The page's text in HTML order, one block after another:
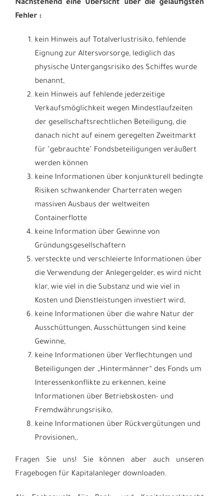
Nachstehend eine Übersicht über die geläufigsten
Fehler :
kein Hinweis auf Totalverlustrisiko, fehlende
Eignung zur Altersvorsorge, lediglich das
physische Untergangsrisiko des Schiffes wurde
benannt,
kein Hinweis auf fehlende jederzeitige
Verkaufsmöglichkeit wegen Mindestlaufzeiten
der gesellschaftsrechtlichen Beteiligung, die
danach nicht auf einem geregelten Zweitmarkt
für "gebrauchte" Fondsbeteiligungen veräußert
werden können
keine Informationen über konjunkturell bedingte
Risiken schwankender Charterraten wegen
massiven Ausbaus der weltweiten
Containerflotte
keine Information über Gewinne von
Gründungsgesellschaftern
versteckte und verschleierte Informationen über
die Verwendung der Anlegergelder, es wird nicht
klar, wie viel in die Substanz und wie viel in
Kosten und Dienstleistungen investiert wird,
keine Informationen über die wahre Natur der
Ausschüttungen, Ausschüttungen sind keine
Gewinne,
keine Informationen über Verflechtungen und
Beteiligungen der „Hintermänner“ des Fonds um
Interessenkonflikte zu erkennen, keine
Informationen über Betriebskosten- und
Fremdwährungsrisiko,
keine Informationen über Rückvergütungen und
Provisionen,.
Fragen Sie uns! Sie können aber auch unseren
Fragebogen für Kapitalanleger downloaden.